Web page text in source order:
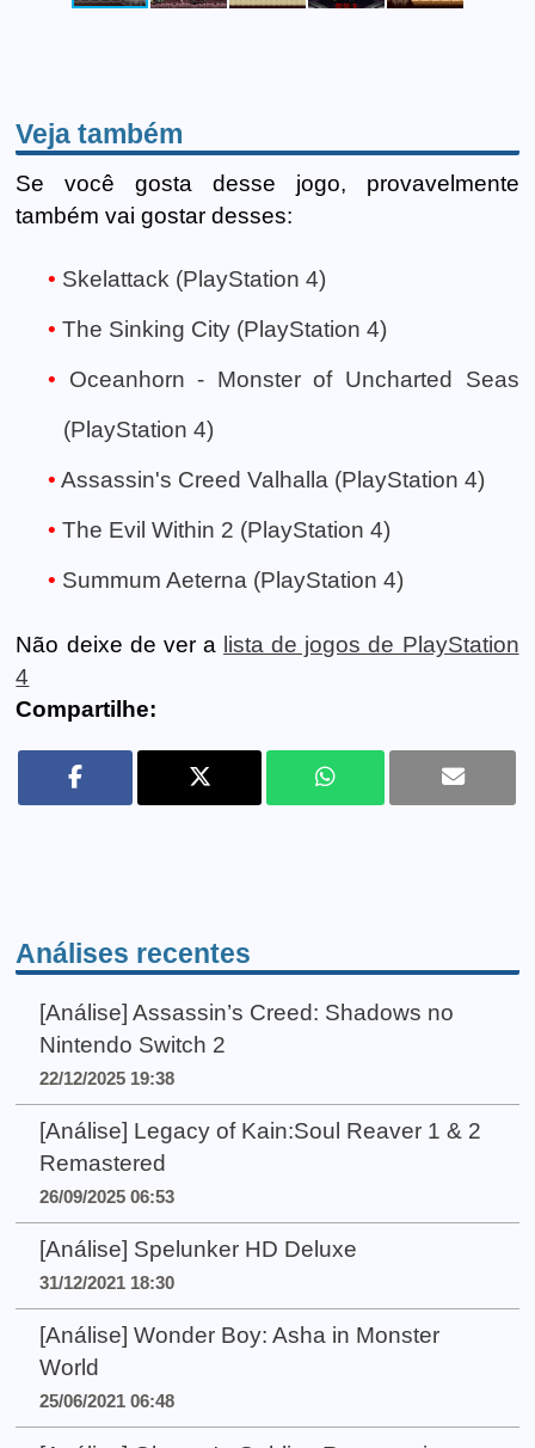
Veja também
Se você gosta desse jogo, provavelmente
também vai gostar desses:
Skelattack (PlayStation 4)
The Sinking City (PlayStation 4)
Oceanhorn - Monster of Uncharted Seas
(PlayStation 4)
Assassin's Creed Valhalla (PlayStation 4)
The Evil Within 2 (PlayStation 4)
Summum Aeterna (PlayStation 4)
Não deixe de ver a lista de jogos de PlayStation
4
Compartilhe:
Análises recentes
[Análise] Assassin’s Creed: Shadows no
Nintendo Switch 2
22/12/2025 19:38
[Análise] Legacy of Kain:Soul Reaver 1 & 2
Remastered
26/09/2025 06:53
[Análise] Spelunker HD Deluxe
31/12/2021 18:30
[Análise] Wonder Boy: Asha in Monster
World
25/06/2021 06:48